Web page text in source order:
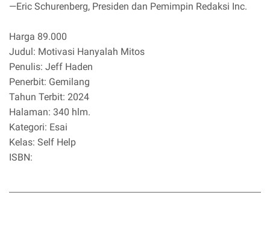
—Eric Schurenberg, Presiden dan Pemimpin Redaksi Inc.
Harga 89.000
Judul: Motivasi Hanyalah Mitos
Penulis: Jeff Haden
Penerbit: Gemilang
Tahun Terbit: 2024
Halaman: 340 hlm.
Kategori: Esai
Kelas: Self Help
ISBN: